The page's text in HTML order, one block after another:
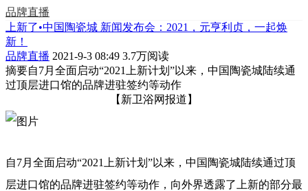
品牌直播
上新了•中国陶瓷城 新闻发布会：2021，元亨利贞，一起焕
新！
品牌直播 2021-9-3 08:49 3.7万阅读
摘要自7月全面启动“2021上新计划”以来，中国陶瓷城陆续通
过顶层进口馆的品牌进驻签约等动作
【新卫浴网报道】
自7月全面启动“2021上新计划”以来，中国陶瓷城陆续通过顶
层进口馆的品牌进驻签约等动作，向外界透露了上新的部分最